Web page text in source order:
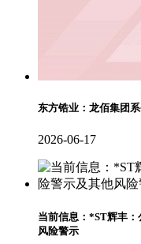
东方锆业：龙佰集团
2026-06-17
当前信息：*ST辉丰
风险警示